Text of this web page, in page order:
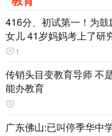
416分、初试第一！为鼓
女儿 41岁妈妈考上了研
1
传销头目变教育导师 不
能办教育
广东佛山:已叫停季华中